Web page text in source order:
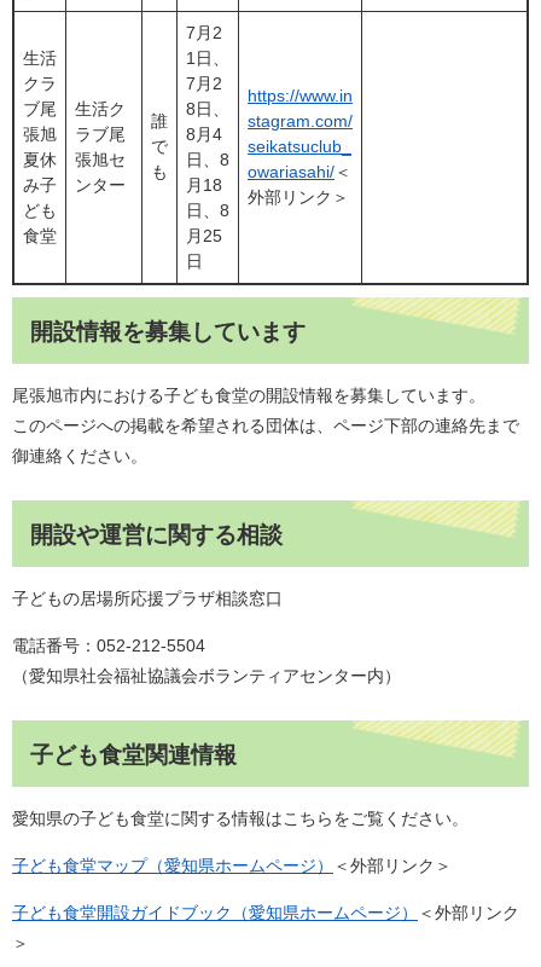
生活
クラ
ブ尾
張旭
夏休
み子
ども
食堂
生活ク
ラブ尾
張旭セ
ンター
誰
で
も
7月2
1日、
7月2
8日、
8月4
日、8
月18
日、8
月25
日
https://www.in
stagram.com/
seikatsuclub_
owariasahi/＜
外部リンク＞
開設情報を募集しています
尾張旭市内における子ども食堂の開設情報を募集しています。
このページへの掲載を希望される団体は、ページ下部の連絡先まで
御連絡ください。
開設や運営に関する相談
子どもの居場所応援プラザ相談窓口
電話番号：052-212-5504
（愛知県社会福祉協議会ボランティアセンター内）
子ども食堂関連情報
愛知県の子ども食堂に関する情報はこちらをご覧ください。
子ども食堂マップ（愛知県ホームページ） ＜外部リンク＞
子ども食堂開設ガイドブック（愛知県ホームページ）
＜外部リンク
＞